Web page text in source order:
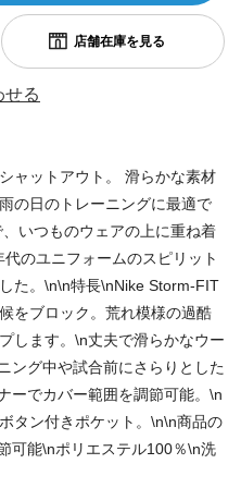
せる
ャットアウト。 滑らかな素材
の日のトレーニングに最適で
いつものウェアの上に重ね着
のユニフォームのスピリット
た。\n\n特長\nNike Storm-FIT
をブロック。荒れ模様の過酷
します。\n丈夫で滑らかなウー
ング中や試合前にさらりとした
ーでカバー範囲を調節可能。\n
タン付きポケット。\n\n商品の
可能\nポリエステル100％\n洗